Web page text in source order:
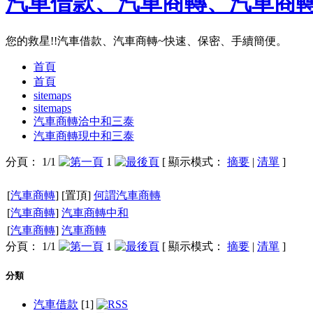
您的救星!!汽車借款、汽車商轉~快速、保密、手續簡便。
首頁
首頁
sitemaps
sitemaps
汽車商轉洽中和三泰
汽車商轉現中和三泰
分頁： 1/1 1 [ 顯示模式： 摘要 | 清單 ]
[汽車商轉] [置頂] 何謂汽車商轉
[汽車商轉] 汽車商轉中和
[汽車商轉] 汽車商轉
分頁： 1/1
1 [ 顯示模式： 摘要 | 清單 ]
分類
汽車借款 [1]